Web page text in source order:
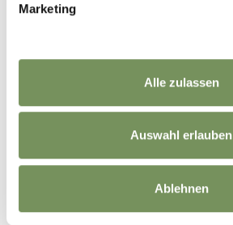
Marketing
Alle zulassen
Auswahl erlauben
Ablehnen